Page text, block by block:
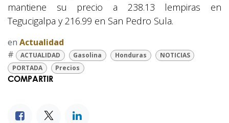
mantiene su precio a 238.13 lempiras en
Tegucigalpa y 216.99 en San Pedro Sula.
en Actualidad
#
ACTUALIDAD Gasolina Honduras
NOTICIAS
PORTADA
Precios
COMPARTIR